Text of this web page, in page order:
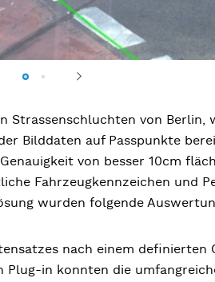
Strassenschluchten von Berlin,
Bilddaten auf Passpunkte
von besser 10cm
Fahrzeugkennzeichen und
wurden folgende
nach einem
in konnten die